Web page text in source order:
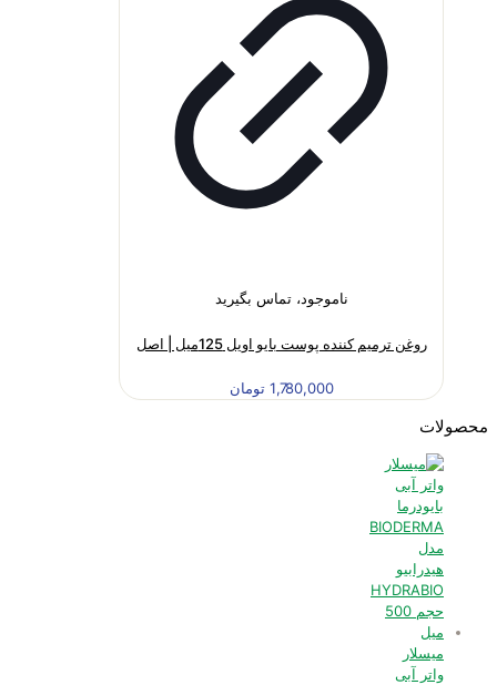
ناموجود، تماس بگیرید
روغن ترمیم کننده پوست بایو اویل 125میل | اصل
1,780,000 تومان
محصولات
میسلار
واتر آبی